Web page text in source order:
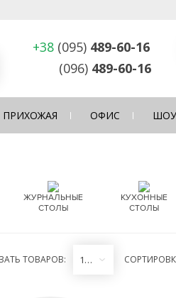
+38 (095) 489-60-16
(096) 489-60-16
ПРИХОЖАЯ ОФИС
ЖУРНАЛЬНЫЕ
СТОЛЫ
КУХОННЫЕ
СТОЛЫ
ТОВАРОВ: 12